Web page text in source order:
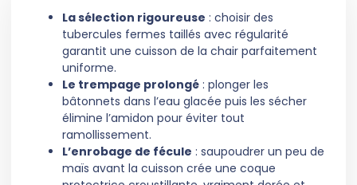
La sélection rigoureuse : choisir des
tubercules fermes taillés avec régularité
garantit une cuisson de la chair parfaitement
uniforme.
Le trempage prolongé : plonger les
bâtonnets dans l’eau glacée puis les sécher
élimine l’amidon pour éviter tout
ramollissement.
L’enrobage de fécule : saupoudrer un peu de
maïs avant la cuisson crée une coque